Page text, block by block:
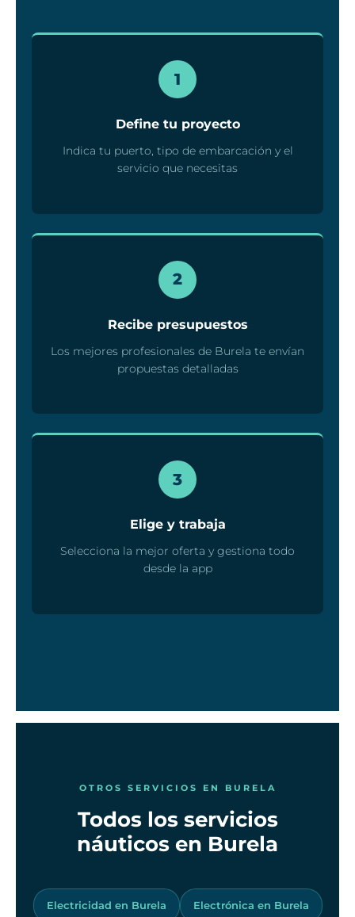
1
Define tu proyecto
Indica tu puerto, tipo de embarcación y el
servicio que necesitas
2
Recibe presupuestos
Los mejores profesionales de Burela te envían
propuestas detalladas
3
Elige y trabaja
Selecciona la mejor oferta y gestiona todo
desde la app
OTROS SERVICIOS EN BURELA
Todos los servicios
náuticos en Burela
Electricidad en Burela Electrónica en Burela